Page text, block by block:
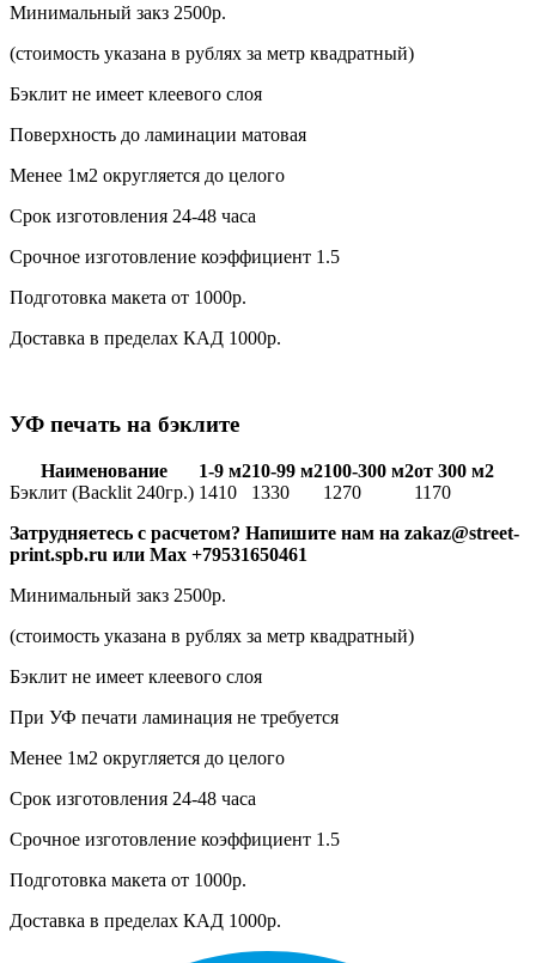
Минимальный закз 2500р.
(стоимость указана в рублях за метр квадратный)
Бэклит не имеет клеевого слоя
Поверхность до ламинации матовая
Менее 1м2 округляется до целого
Срок изготовления 24-48 часа
Срочное изготовление коэффициент 1.5
Подготовка макета от 1000р.
Доставка в пределах КАД 1000р.
УФ печать на бэклите
Наименование 1-9 м210-99 м2100-300 м2от 300 м2
Бэклит (Backlit 240гр.) 1410 1330 1270
1170
Затрудняетесь с расчетом? Напишите нам на zakaz@street-
print.spb.ru или Max +79531650461
Минимальный закз 2500р.
(стоимость указана в рублях за метр квадратный)
Бэклит не имеет клеевого слоя
При УФ печати ламинация не требуется
Менее 1м2 округляется до целого
Срок изготовления 24-48 часа
Срочное изготовление коэффициент 1.5
Подготовка макета от 1000р.
Доставка в пределах КАД 1000р.